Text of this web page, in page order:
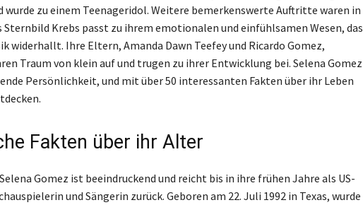
zu einem Teenageridol. Weitere bemerkenswerte Auftritte waren in
Sternbild Krebs passt zu ihrem emotionalen und einfühlsamen Wesen, das
widerhallt. Ihre Eltern, Amanda Dawn Teefey und Ricardo Gomez,
Traum von klein auf und trugen zu ihrer Entwicklung bei. Selena Gomez
Persönlichkeit, und mit über 50 interessanten Fakten über ihr Leben
Fakten über ihr Alter
Gomez ist beeindruckend und reicht bis in ihre frühen Jahre als US-
und Sängerin zurück. Geboren am 22. Juli 1992 in Texas, wurde